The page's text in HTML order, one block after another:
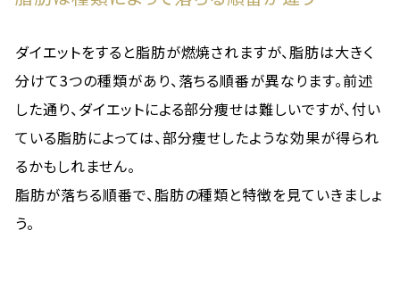
ダイエットをすると脂肪が燃焼されますが、脂肪は大きく
分けて3つの種類があり、落ちる順番が異なります。前述
した通り、ダイエットによる部分痩せは難しいですが、付い
ている脂肪によっては、部分痩せしたような効果が得られ
るかもしれません。
脂肪が落ちる順番で、脂肪の種類と特徴を見ていきましょ
う。